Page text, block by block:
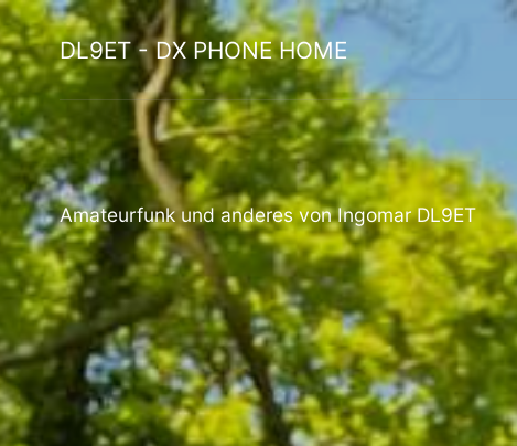
DL9ET - DX PHONE HOME
Amateurfunk und anderes vonIngomar DL9ET